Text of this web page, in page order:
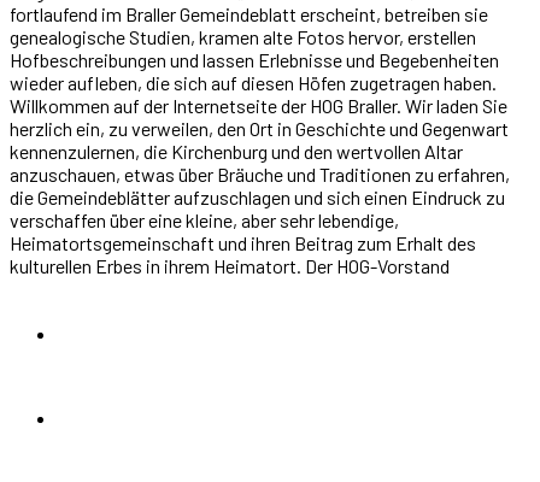
fortlaufend im Braller Gemeindeblatt erscheint, betreiben sie
genealogische Studien, kramen alte Fotos hervor, erstellen
Hofbeschreibungen und lassen Erlebnisse und Begebenheiten
wieder aufleben, die sich auf diesen Höfen zugetragen haben.
Willkommen auf der Internetseite der HOG Braller. Wir laden Sie
herzlich ein, zu verweilen, den Ort in Geschichte und Gegenwart
kennenzulernen, die Kirchenburg und den wertvollen Altar
anzuschauen, etwas über Bräuche und Traditionen zu erfahren,
die Gemeindeblätter aufzuschlagen und sich einen Eindruck zu
verschaffen über eine kleine, aber sehr lebendige,
Heimatortsgemeinschaft und ihren Beitrag zum Erhalt des
kulturellen Erbes in ihrem Heimatort. Der HOG-Vorstand